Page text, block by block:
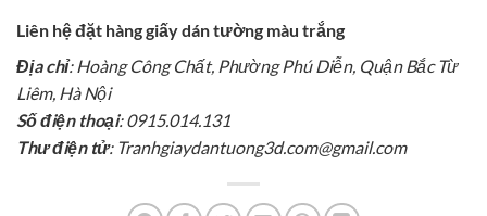
Liên hệ đặt hàng giấy dán tường màu trắng
Địa chỉ: Hoàng Công Chất, Phường Phú Diễn, Quận Bắc Từ
Liêm, Hà Nội
Số điện thoại: 0915.014.131
Thư điện tử: Tranhgiaydantuong3d.com@gmail.com